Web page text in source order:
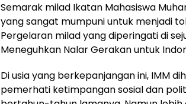
Semarak milad Ikatan Mahasiswa
yang sangat mumpuni untuk menjadi
Pergelaran milad yang diperingati di
Meneguhkan Nalar Gerakan untuk
Di usia yang berkepanjangan ini, IMM
pemerhati ketimpangan sosial dan